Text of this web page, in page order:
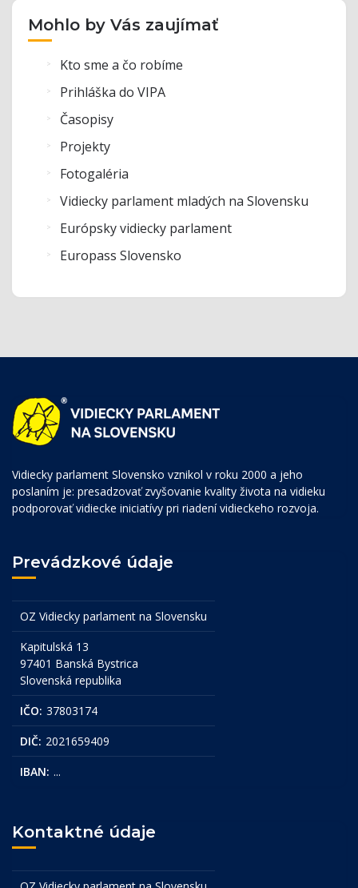
Mohlo by Vás zaujímať
Kto sme a čo robíme
Prihláška do VIPA
Časopisy
Projekty
Fotogaléria
Vidiecky parlament mladých na Slovensku
Európsky vidiecky parlament
Europass Slovensko
Vidiecky parlament Slovensko vznikol v roku 2000 a jeho
poslaním je: presadzovať zvyšovanie kvality života na vidieku
podporovať vidiecke iniciatívy pri riadení vidieckeho rozvoja.
Prevádzkové údaje
OZ Vidiecky parlament na Slovensku
Kapitulská 13
97401 Banská Bystrica
Slovenská republika
IČO: 37803174
DIČ: 2021659409
IBAN: ...
Kontaktné údaje